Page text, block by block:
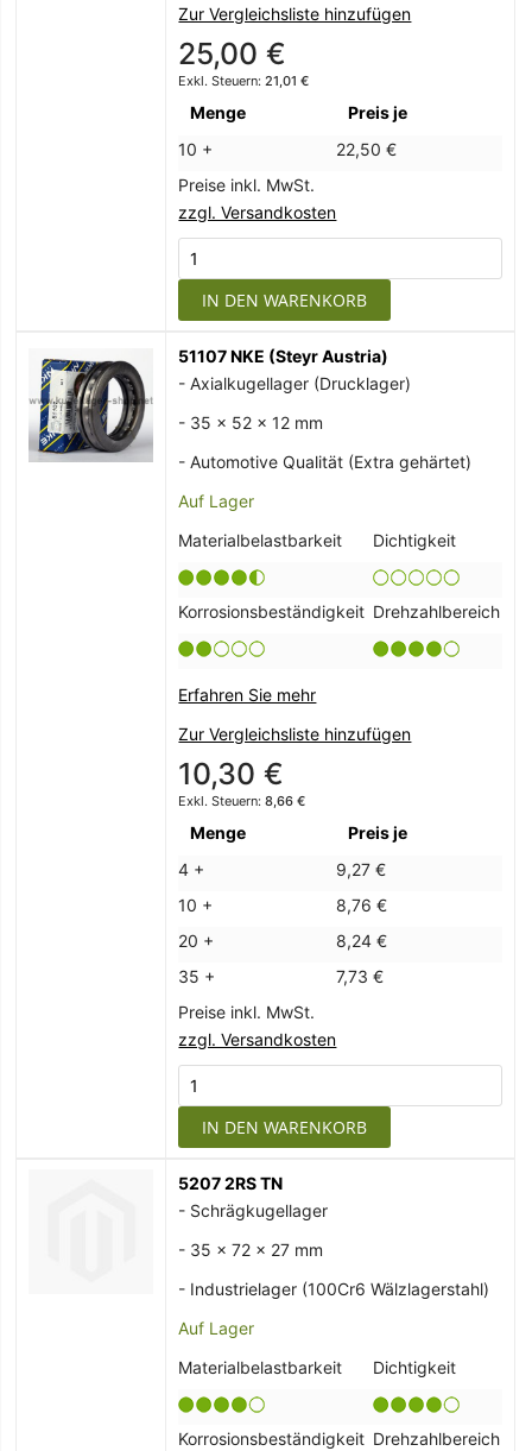
Zur Vergleichsliste hinzufügen
25,00 €
21,01 €
Menge
Preis je
10 +
22,50 €
Preise inkl. MwSt.
zzgl. Versandkosten
IN DEN WARENKORB
51107 NKE (Steyr Austria)
- Axialkugellager (Drucklager)
- 35 x 52 x 12 mm
- Automotive Qualität (Extra gehärtet)
Auf Lager
Materialbelastbarkeit
Dichtigkeit
Korrosionsbeständigkeit Drehzahlbereich
Erfahren Sie mehr
Zur Vergleichsliste hinzufügen
10,30 €
8,66 €
Menge
Preis je
4 +
9,27 €
10 +
8,76 €
20 +
8,24 €
35 +
7,73 €
Preise inkl. MwSt.
zzgl. Versandkosten
IN DEN WARENKORB
5207 2RS TN
- Schrägkugellager
- 35 x 72 x 27 mm
- Industrielager (100Cr6 Wälzlagerstahl)
Auf Lager
Materialbelastbarkeit
Dichtigkeit
Korrosionsbeständigkeit Drehzahlbereich